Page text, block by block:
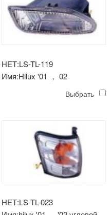
НЕТ:LS-TL-119
Имя:Hilux '01 ， 02
Выбрать
НЕТ:LS-TL-023